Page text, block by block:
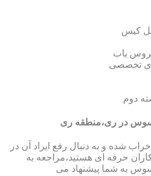
کیس
یاب
تخصصی
دوم
در ری،منطقه ری
شده و به دنبال رفع ایراد آن در
حرفه ای هستید،مراجعه به
به شما پیشنهاد می